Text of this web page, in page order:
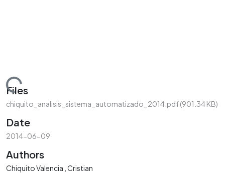
Loading...
Files
chiquito_analisis_sistema_automatizado_2014.pdf(901.34 KB)
Date
2014-06-09
Authors
Chiquito Valencia , Cristian